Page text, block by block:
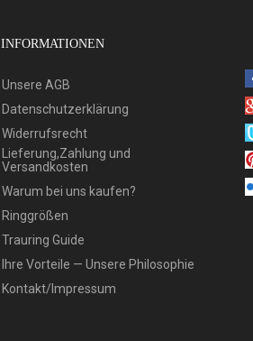
INFORMATIONEN
Unsere AGB
Datenschutzerklärung
Widerrufsrecht
Lieferung,Zahlung und
Versandkosten
Warum bei uns kaufen?
Ringgrößen
Trauring Guide
Ihre Vorteile — Unsere Philosophie
Kontakt/Impressum